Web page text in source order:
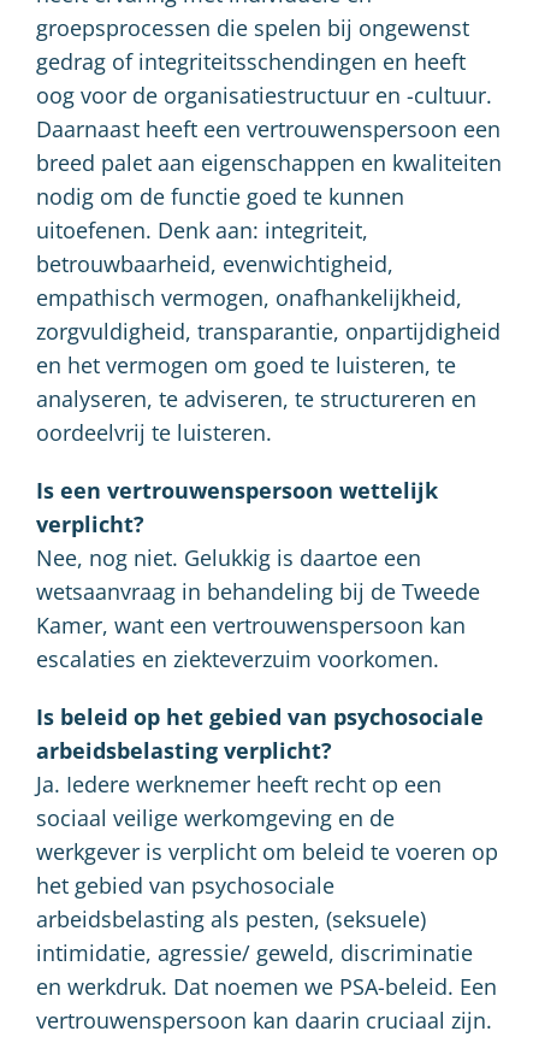
groepsprocessen die spelen bij ongewenst
gedrag of integriteitsschendingen en heeft
oog voor de organisatiestructuur en -cultuur.
Daarnaast heeft een vertrouwenspersoon een
breed palet aan eigenschappen en kwaliteiten
nodig om de functie goed te kunnen
uitoefenen. Denk aan: integriteit,
betrouwbaarheid, evenwichtigheid,
empathisch vermogen, onafhankelijkheid,
zorgvuldigheid, transparantie, onpartijdigheid
en het vermogen om goed te luisteren, te
analyseren, te adviseren, te structureren en
oordeelvrij te luisteren.
Is een vertrouwenspersoon wettelijk
verplicht?
Nee, nog niet. Gelukkig is daartoe een
wetsaanvraag in behandeling bij de Tweede
Kamer, want een vertrouwenspersoon kan
escalaties en ziekteverzuim voorkomen.
Is beleid op het gebied van psychosociale
arbeidsbelasting verplicht?
Ja. Iedere werknemer heeft recht op een
sociaal veilige werkomgeving en de
werkgever is verplicht om beleid te voeren op
het gebied van psychosociale
arbeidsbelasting als pesten, (seksuele)
intimidatie, agressie/ geweld, discriminatie
en werkdruk. Dat noemen we PSA-beleid. Een
vertrouwenspersoon kan daarin cruciaal zijn.